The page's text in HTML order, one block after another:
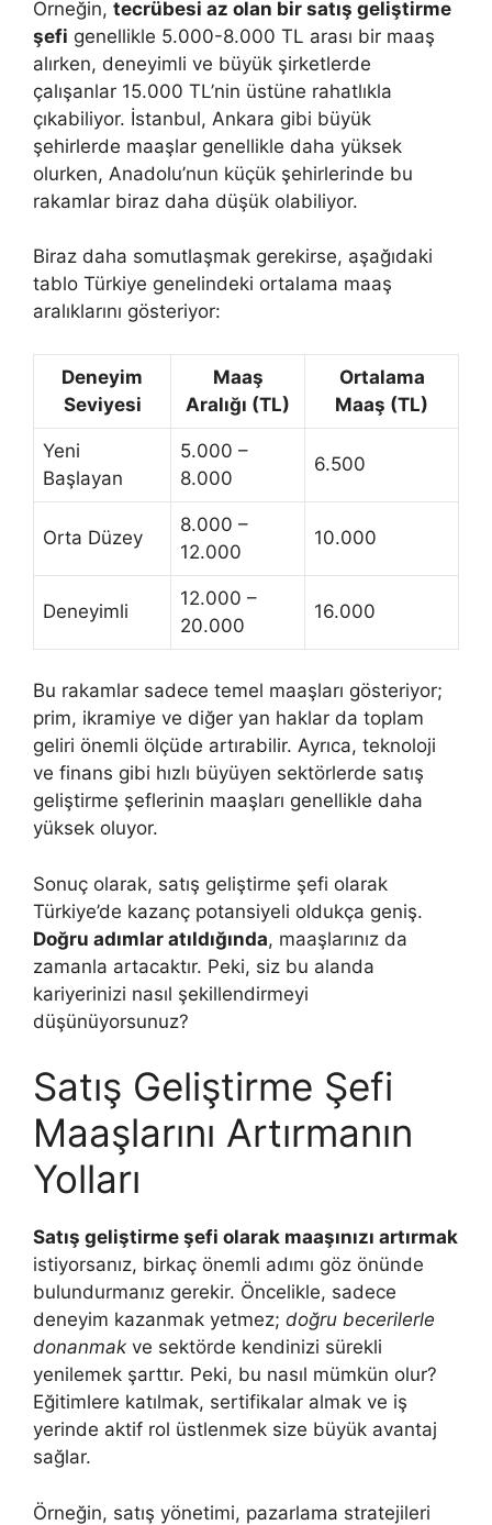
Örneğin, tecrübesi az olan bir satış geliştirme
şefi genellikle 5.000-8.000 TL arası bir maaş
alırken, deneyimli ve büyük şirketlerde
çalışanlar 15.000 TL’nin üstüne rahatlıkla
çıkabiliyor. İstanbul, Ankara gibi büyük
şehirlerde maaşlar genellikle daha yüksek
olurken, Anadolu’nun küçük şehirlerinde bu
rakamlar biraz daha düşük olabiliyor.
Biraz daha somutlaşmak gerekirse, aşağıdaki
tablo Türkiye genelindeki ortalama maaş
aralıklarını gösteriyor:
Deneyim
Seviyesi
Maaş
Aralığı (TL)
Ortalama
Maaş (TL)
Yeni
Başlayan
5.000 –
8.000
6.500
Orta Düzey
8.000 –
12.000
10.000
Deneyimli
12.000 –
20.000
16.000
Bu rakamlar sadece temel maaşları gösteriyor;
prim, ikramiye ve diğer yan haklar da toplam
geliri önemli ölçüde artırabilir. Ayrıca, teknoloji
ve finans gibi hızlı büyüyen sektörlerde satış
geliştirme şeflerinin maaşları genellikle daha
yüksek oluyor.
Sonuç olarak, satış geliştirme şefi olarak
Türkiye’de kazanç potansiyeli oldukça geniş.
Doğru adımlar atıldığında, maaşlarınız da
zamanla artacaktır. Peki, siz bu alanda
kariyerinizi nasıl şekillendirmeyi
düşünüyorsunuz?
Satış Geliştirme Şefi
Maaşlarını Artırmanın
Yolları
Satış geliştirme şefi olarak maaşınızı artırmak
istiyorsanız, birkaç önemli adımı göz önünde
bulundurmanız gerekir. Öncelikle, sadece
deneyim kazanmak yetmez; doğru becerilerle
donanmak ve sektörde kendinizi sürekli
yenilemek şarttır. Peki, bu nasıl mümkün olur?
Eğitimlere katılmak, sertifikalar almak ve iş
yerinde aktif rol üstlenmek size büyük avantaj
sağlar.
Örneğin, satış yönetimi, pazarlama stratejileri